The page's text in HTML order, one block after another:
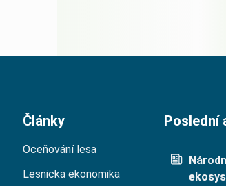
Články
Oceňování lesa
Lesnicka ekonomika
Poslední